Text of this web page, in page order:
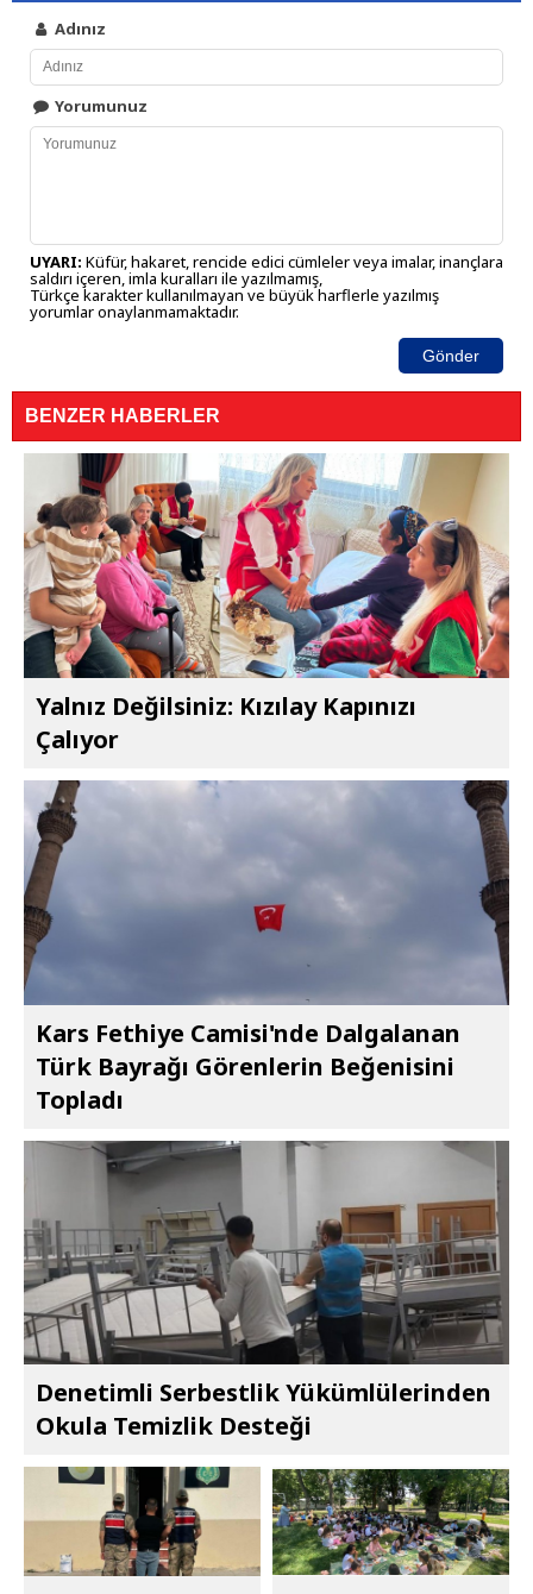
Adınız
Yorumunuz
UYARI: Küfür, hakaret, rencide edici cümleler veya imalar, inançlara
saldırı içeren, imla kuralları ile yazılmamış,
Türkçe karakter kullanılmayan ve büyük harflerle yazılmış
yorumlar onaylanmamaktadır.
Gönder
BENZER HABERLER
Yalnız Değilsiniz: Kızılay Kapınızı
Çalıyor
Kars Fethiye Camisi'nde Dalgalanan
Türk Bayrağı Görenlerin Beğenisini
Topladı
Denetimli Serbestlik Yükümlülerinden
Okula Temizlik Desteği